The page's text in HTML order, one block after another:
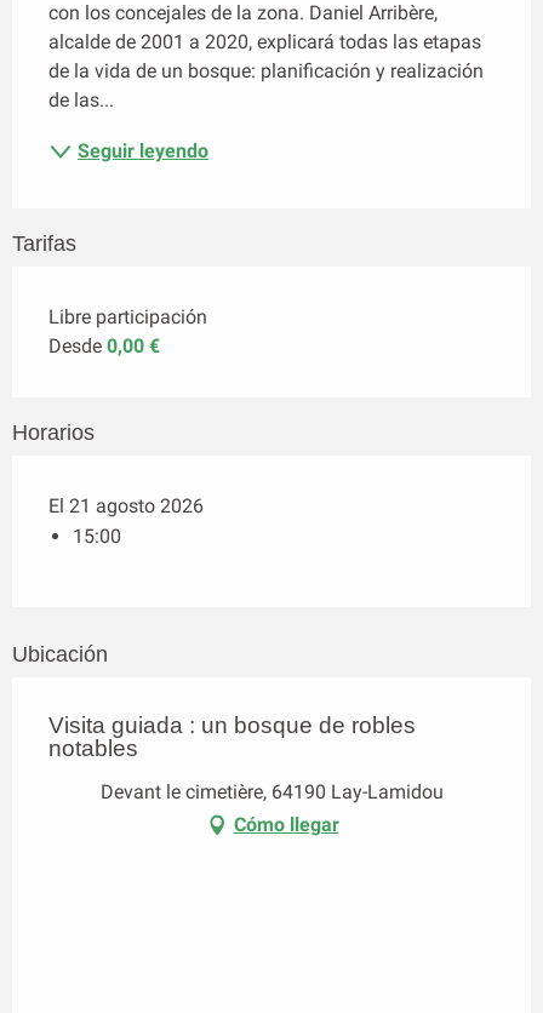
con los concejales de la zona. Daniel Arribère,
alcalde de 2001 a 2020, explicará todas las etapas
de la vida de un bosque: planificación y realización
de las...
Seguir leyendo
Tarifas
Libre participación
Desde 0,00 €
Horarios
El 21 agosto 2026
15:00
Ubicación
Visita guiada : un bosque de robles
notables
Devant le cimetière, 64190 Lay-Lamidou
Cómo llegar